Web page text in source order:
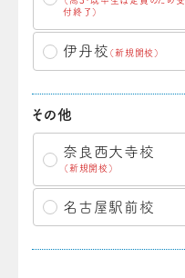
付終了）
伊丹校 （新規開校）
その他
奈良西大寺校
（新規開校）
名古屋駅前校